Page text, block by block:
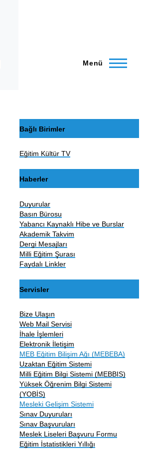
Menü
Bağlı Birimler
Eğitim Kültür TV
Haberler
Duyurular
Basın Bürosu
Yabancı Kaynaklı Hibe ve Burslar
Akademik Takvim
Dergi Mesajları
Milli Eğitim Şurası
Faydalı Linkler
Servisler
Bize Ulaşın
Web Mail Servisi
İhale İşlemleri
Elektronik İletişim
MEB Eğitim Bilişim Ağı (MEBEBA)
Uzaktan Eğitim Sistemi
Milli Eğitim Bilgi Sistemi (MEBBIS)
Yüksek Öğrenim Bilgi Sistemi
(YOBİS)
Mesleki Gelişim Sistemi
Sınav Duyuruları
Sınav Başvuruları
Meslek Liseleri Başvuru Formu
Eğitim İstatistikleri Yıllığı